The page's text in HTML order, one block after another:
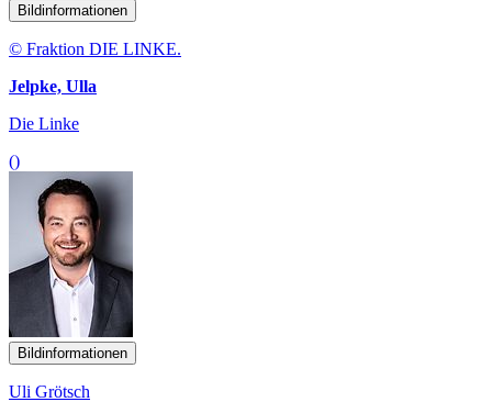
Bildinformationen
© Fraktion DIE LINKE.
Jelpke, Ulla
Die Linke
()
Bildinformationen
Uli Grötsch